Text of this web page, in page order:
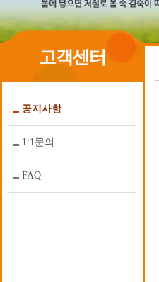
고객센터
공지사항
1:1문의
FAQ